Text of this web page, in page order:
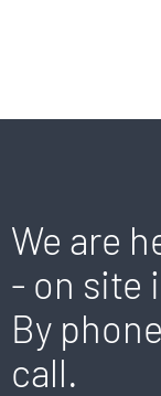
We are
- on site
By
call.